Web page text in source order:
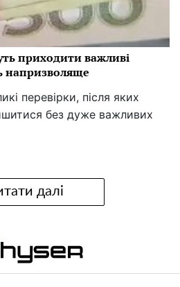
приходити важливі
напризволяще
перевірки, після яких
без дуже важливих
далі